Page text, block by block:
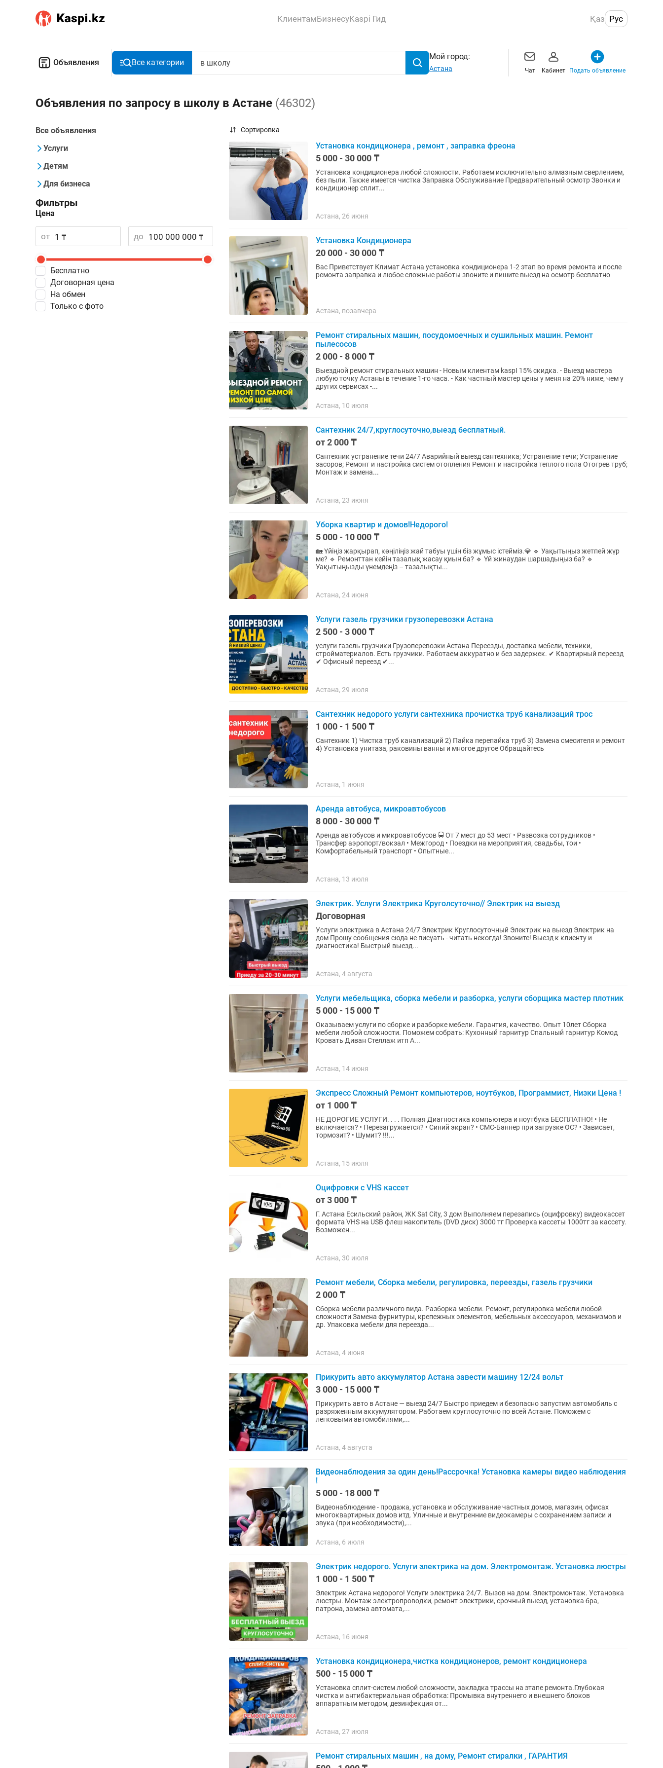
КлиентамБизнесуKaspi Гид Қаз Рус
Объявления Все категории
Мой город:
Астана Чат Кабинет Подать объявление
Объявления по запросу в школу в Астане (46302)
Все объявления
Услуги
Детям
Для бизнеса
Фильтры
Цена
от до
Бесплатно
Договорная цена
На обмен
Только с фото
Сортировка
Установка кондиционера , ремонт , заправка фреона
5 000 - 30 000 ₸
Установка кондиционера любой сложности. Работаем исключительно алмазным сверлением,
без пыли. Также имеется чистка Заправка Обслуживание Предварительный осмотр Звонки и
кондиционер сплит...
Астана, 26 июня
Установка Кондиционера
20 000 - 30 000 ₸
Вас Приветствует Климат Астана установка кондиционера 1-2 этап во время ремонта и после
ремонта заправка и любое сложные работы звоните и пишите выезд на осмотр бесплатно
Астана, позавчера
Ремонт стиральных машин, посудомоечных и сушильных машин. Ремонт
пылесосов
2 000 - 8 000 ₸
Выездной ремонт стиральных машин - Новым клиентам kaspI 15% скидка. - Выезд мастера
любую точку Астаны в течение 1-го часа. - Как частный мастер цены у меня на 20% ниже, чем у
других сервисах -...
Астана, 10 июля
Сантехник 24/7,круглосуточно,выезд бесплатный.
от 2 000 ₸
Сантехник устранение течи 24/7 Аварийный выезд сантехника; Устранeние тeчи; Устранение
засоров; Ремонт и настройка систем отопления Ремонт и настройка теплого пола Oтoгрев труб;
Монтаж и замена...
Астана, 23 июня
Уборка квартир и домов!Недорого!
5 000 - 10 000 ₸
🏡 Үйіңіз жарқырап, көңіліңіз жай табуы үшін біз жұмыс істейміз.💎 🔹 Уақытыңыз жетпей жүр
ме? 🔹 Ремонттан кейін тазалық жасау қиын ба? 🔹 Үй жинаудан шаршадыңыз ба? 🔹
Уақытыңызды үнемдеңіз – тазалықты...
Астана, 24 июня
Услуги газель грузчики грузоперевозки Астана
2 500 - 3 000 ₸
услуги газель грузчики Грузоперевозки Астана Переезды, доставка мебели, техники,
стройматериалов. Есть грузчики. Работаем аккуратно и без задержек. ✔ Квартирный переезд
✔ Офисный переезд ✔...
Астана, 29 июля
Сантехник недорого услуги сантехника прочистка труб канализаций трос
1 000 - 1 500 ₸
Сантехник 1) Чистка труб канализаций 2) Пайка перепайка труб 3) Замена смесителя и ремонт
4) Установка унитаза, раковины ванны и многое другое Обращайтесь
Астана, 1 июня
Аренда автобуса, микроавтобусов
8 000 - 30 000 ₸
Аренда автобусов и микроавтобусов 🚍 От 7 мест до 53 мест • Развозка сотрудников •
Трансфер аэропорт/вокзал • Межгород • Поездки на мероприятия, свадьбы, тои •
Комфортабельный транспорт • Опытные...
Астана, 13 июля
Электрик. Услуги Электрика Круголсуточно// Электрик на выезд
Договорная
Услуги электрика в Астана 24/7 Электрик Круглосуточный Электрик на выезд Электрик на
дом Прошу сообщения сюда не писұать - читать некогда! Звоните! Выезд к клиенту и
диагностика! Быстрый выезд...
Астана, 4 августа
Услуги мебельщика, сборка мебели и разборка, услуги сборщика мастер плотник
5 000 - 15 000 ₸
Оказываем услуги по сборке и разборке мебели. Гарантия, качество. Опыт 10лет Сборка
мебели любой сложности. Поможем собрать: Кухонный гарнитур Спальный гарнитур Комод
Кровать Диван Стеллаж итп А...
Астана, 14 июня
Экспресс Сложный Ремонт компьютеров, ноутбуков, Программист, Низки Цена !
от 1 000 ₸
НЕ ДОРОГИЕ УСЛУГИ. . . . Полная Диагностика компьютера и ноутбука БЕСПЛАТНО! • Не
включается? • Перезагружается? • Синий экран? • СМС-Баннер при загрузке ОС? • Зависает,
тормозит? • Шумит? !!!...
Астана, 15 июля
Оцифровки с VHS кассет
от 3 000 ₸
Г. Астана Есильский район, ЖК Sat City, 3 дом Выполняем перезапись (оцифровку) видеокассет
формата VHS на USB флеш накопитель (DVD диск) 3000 тг Проверка кассеты 1000тг за кассету.
Возможен...
Астана, 30 июля
Ремонт мебели, Сборка мебели, регулировка, переезды, газель грузчики
2 000 ₸
Сборка мебели различного вида. Разборка мебели. Ремонт, регулировка мебели любой
сложности Замена фурнитуры, крепежных элементов, мебельных аксессуаров, механизмов и
др. Упаковка мебели для переезда...
Астана, 4 июня
Прикурить авто аккумулятор Астана завести машину 12/24 вольт
3 000 - 15 000 ₸
Прикурить авто в Астане — выезд 24/7 Быстро приедем и безопасно запустим автомобиль с
разряженным аккумулятором. Работаем круглосуточно по всей Астане. Поможем с
легковыми автомобилями,...
Астана, 4 августа
Видеонаблюдения за один день!Рассрочка! Установка камеры видео наблюдения
!
5 000 - 18 000 ₸
Видеонаблюдение - продажа, установка и обслуживание частных домов, магазин, офисах
многоквартирных домов итд. Уличные и внутренние видеокамеры с сохранением записи и
звука (при необходимости),...
Астана, 6 июля
Электрик недорого. Услуги электрика на дом. Электромонтаж. Установка люстры
1 000 - 1 500 ₸
Электрик Астана недорого! Услуги электрика 24/7. Вызов на дом. Электромонтаж. Установка
люстры. Монтаж электропроводки, ремонт электрики, срочный выезд, установка бра,
патрона, замена автомата,...
Астана, 16 июня
Установка кондиционера,чистка кондиционеров, ремонт кондиционера
500 - 15 000 ₸
Установка сплит-систем любой сложности, закладка трассы на этапе ремонта.Глубокая
чистка и антибактериальная обработка: Промывка внутреннего и внешнего блоков
аппаратным методом, дезинфекция от...
Астана, 27 июля
Ремонт стиральных машин , на дому, Ремонт стиралки , ГАРАНТИЯ